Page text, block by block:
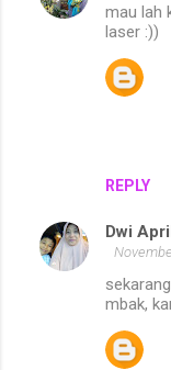
mau lah
laser :))
REPLY
Dwi
mbak,